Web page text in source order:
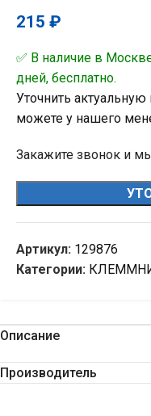
215 ₽
✅ В наличие в
дней, бесплатно.
Уточнить
можете у нашего
Закажите звонок и
Артикул: 129876
Категории:
Описание
Производитель